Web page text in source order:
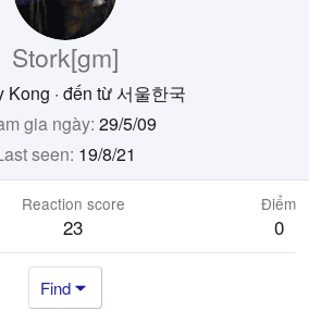
Stork[gm]
Kong · đến từ서울한국
gia ngày 29/5/09
seen 19/8/21
Reaction score
23
Điểm
0
Find